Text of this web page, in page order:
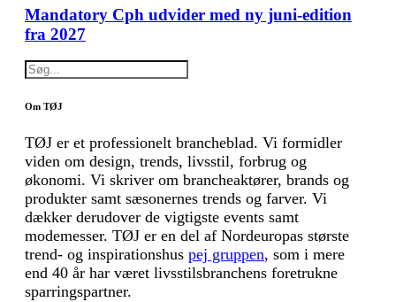
Mandatory Cph udvider med ny juni-edition
fra 2027
Om TØJ
TØJ er et professionelt brancheblad. Vi formidler
viden om design, trends, livsstil, forbrug og
økonomi. Vi skriver om brancheaktører, brands og
produkter samt sæsonernes trends og farver. Vi
dækker derudover de vigtigste events samt
modemesser. TØJ er en del af Nordeuropas største
trend- og inspirationshus pej gruppen, som i mere
end 40 år har været livsstilsbranchens foretrukne
sparringspartner.